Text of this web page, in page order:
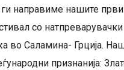
направиме нашите
со
во Саламина- Грција.
признанија: